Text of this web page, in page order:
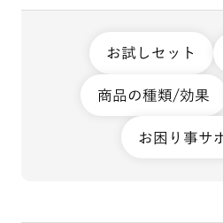
お試しセット
商品の種類/効果
お困り事サ